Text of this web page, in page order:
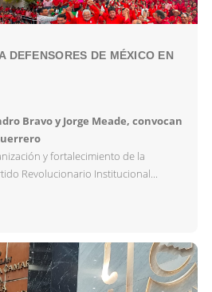
DEFENSORES DE MÉXICO EN
Bravo y Jorge Meade, convocan
y fortalecimiento de la
Revolucionario Institucional...